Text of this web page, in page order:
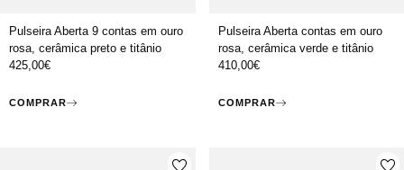
Pulseira Aberta 9 contas em ouro
rosa, cerâmica preto e titânio
425,00€
COMPRAR
Pulseira Aberta contas em ouro
rosa, cerâmica verde e titânio
410,00€
COMPRAR